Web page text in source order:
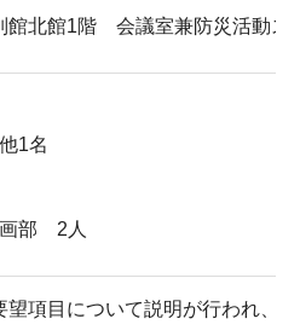
館北館1階 会議室兼防災活動ス
1名
部 2人
望項目について説明が行われ、